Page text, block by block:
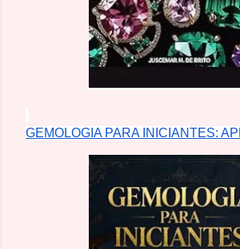
GEMOLOGIA PARA INICIANTES: